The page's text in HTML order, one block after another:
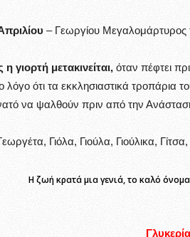
– Γεωργίου Μεγαλομάρτυρος
γιορτή μετακινείται, όταν πέφτει
λόγο ότι τα εκκλησιαστικά τροπάρια
να ψαλθούν πριν από την
Γιόλα, Γιούλα, Γιούλικα,
Η ζωή κρατά μια γενιά, το καλό
Γλυκερία